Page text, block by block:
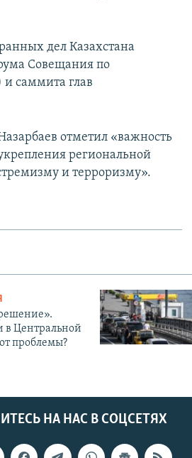
дел Казахстана
Совещания по
саммита глав
отметил «важность
региональной
и терроризму».
в Центральной
проблемы?
НА НАС В СОЦСЕТЯХ